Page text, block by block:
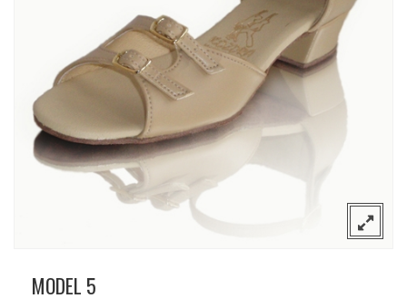
Tango
Flamenco
Wizytowe
Gdzie można kupić nasze buty?
Kontakt
MODEL 5